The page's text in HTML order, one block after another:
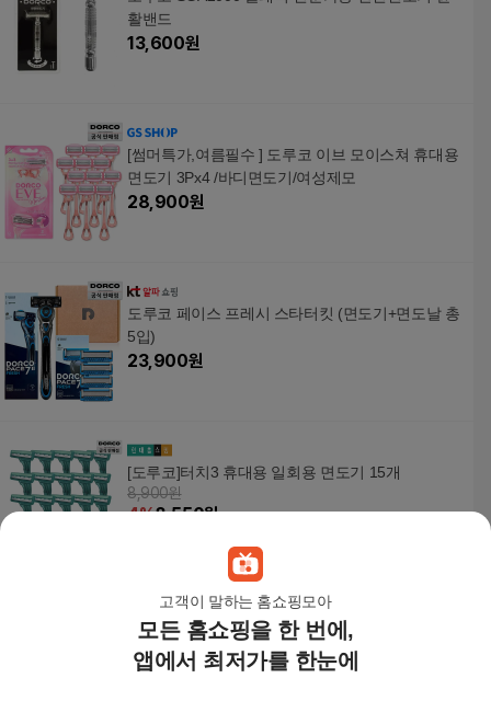
고객이 말하는 홈쇼핑모아
모든 홈쇼핑을 한 번에,
앱에서 최저가를 한눈에
활밴드
13,600원
[썸머특가,여름필수 ] 도루코 이브 모이스쳐 휴대용
면도기 3Px4 /바디면도기/여성제모
28,900원
도루코 페이스 프레시 스타터킷 (면도기+면도날 총
5입)
23,900원
[도루코]터치3 휴대용 일회용 면도기 15개
8,900원
4%8,550원
나바바 / NB921 여성 레트로 데일리 체크 긴팔 셔
츠
25,700 원